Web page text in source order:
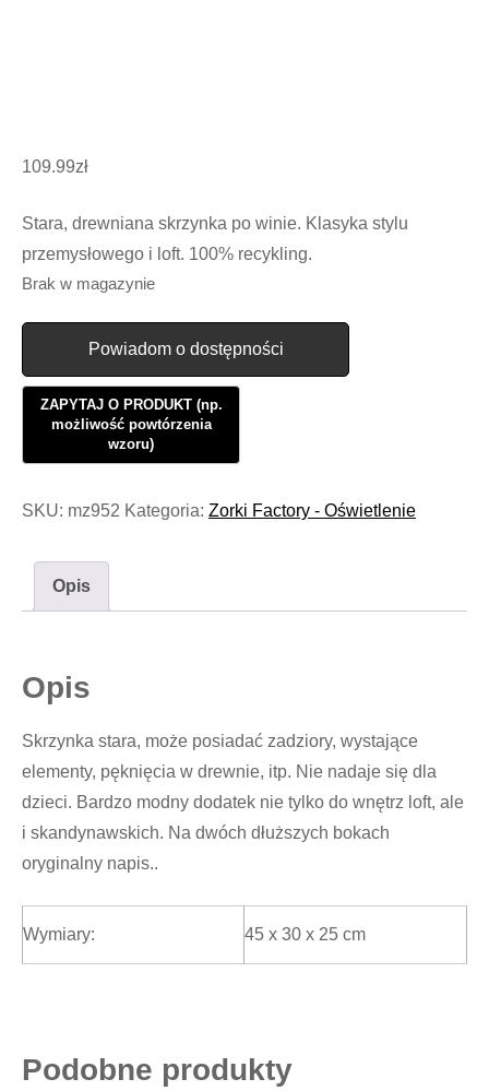
109.99zł
Stara, drewniana skrzynka po winie. Klasyka stylu
przemysłowego i loft. 100% recykling.
Brak w magazynie
Powiadom o dostępności
SKU: mz952 Kategoria: Zorki Factory - Oświetlenie
Opis
Opis
Skrzynka stara, może posiadać zadziory, wystające
elementy, pęknięcia w drewnie, itp. Nie nadaje się dla
dzieci. Bardzo modny dodatek nie tylko do wnętrz loft, ale
i skandynawskich. Na dwóch dłuższych bokach
oryginalny napis..
Wymiary: 45 x 30 x 25 cm
Podobne produkty